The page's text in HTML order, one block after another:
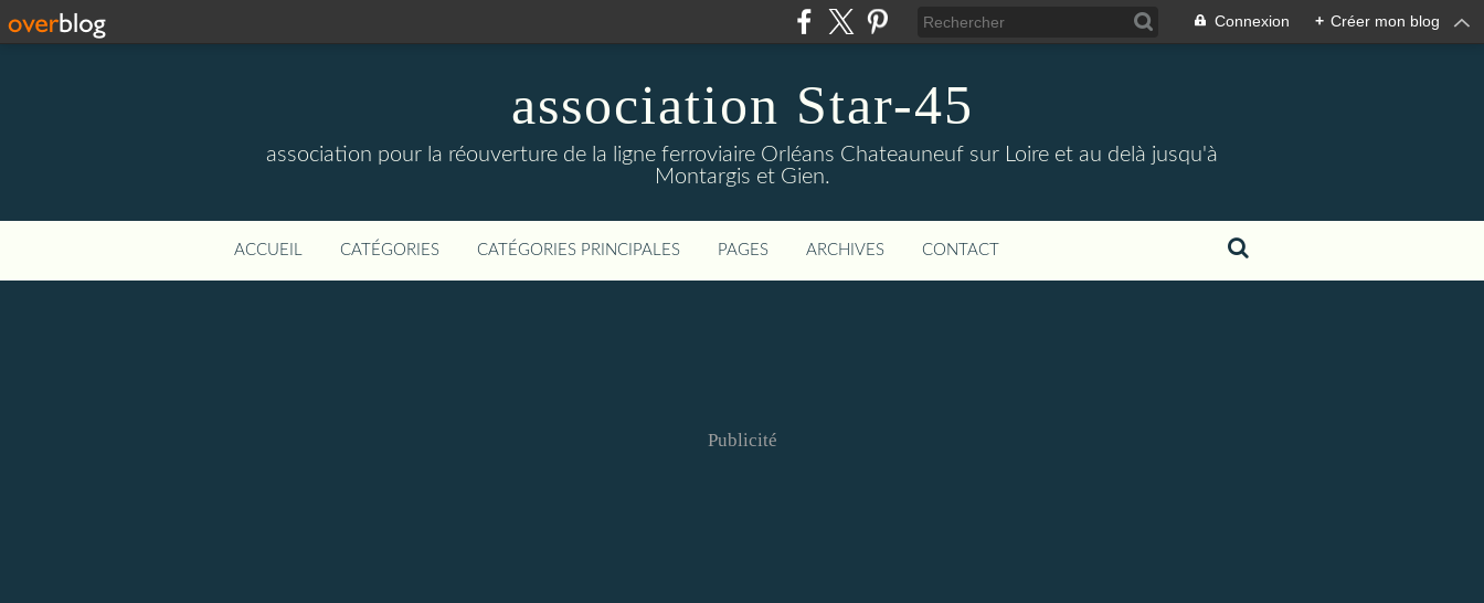
Connexion + Créer mon blog
association Star-45
association pour la réouverture de la ligne ferroviaire Orléans Chateauneuf sur Loire et au delà jusqu'à
Montargis et Gien.
ACCUEIL CATÉGORIES CATÉGORIES PRINCIPALES PAGES ARCHIVES CONTACT
Publicité